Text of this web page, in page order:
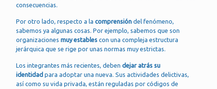
consecuencias.
Por otro lado, respecto a la comprensión del fenómeno,
sabemos ya algunas cosas. Por ejemplo, sabemos que son
organizaciones muy estables con una compleja estructura
jerárquica que se rige por unas normas muy estrictas.
Los integrantes más recientes, deben dejar atrás su
identidad para adoptar una nueva. Sus actividades delictivas,
así como su vida privada, están reguladas por códigos de